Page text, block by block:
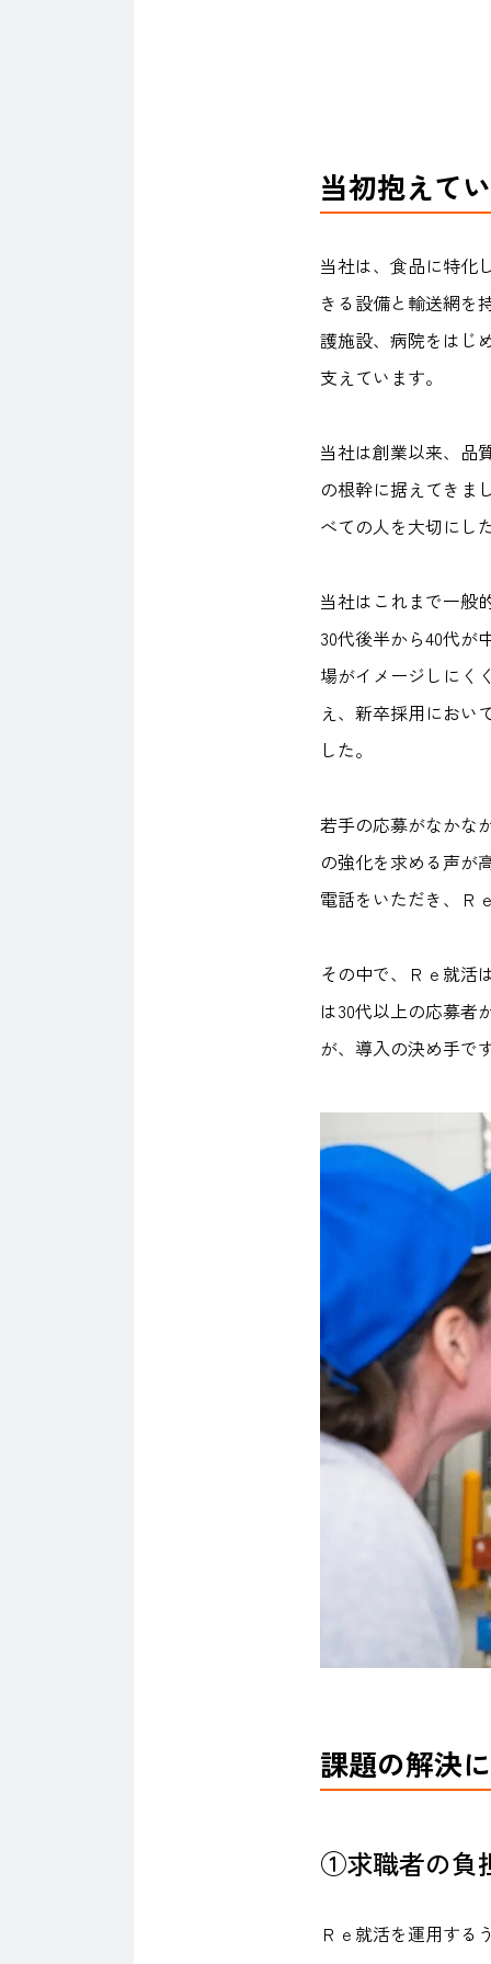
当初抱えて
当社は、食品に特化
きる設備と輸送網を
護施設、病院をはじ
支えています。
当社は創業以来、品
の根幹に据えてきま
べての人を大切にし
当社はこれまで一般
30代後半から40代が
場がイメージしにく
え、新卒採用におい
した。
若手の応募がなかな
の強化を求める声が
電話をいただき、Ｒ
その中で、Ｒｅ就活
は30代以上の応募者
が、導入の決め手で
課題の解決
①求職者の負
Ｒｅ就活を運用する